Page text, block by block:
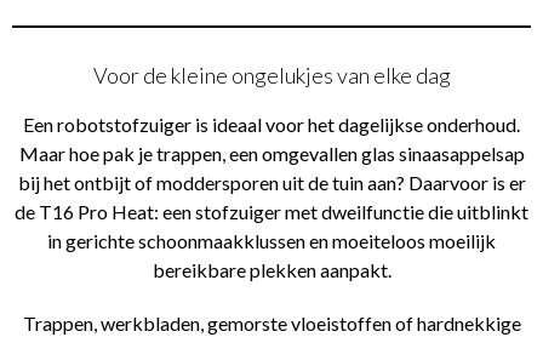
Voor de kleine ongelukjes van elke dag
Een robotstofzuiger is ideaal voor het dagelijkse onderhoud.
Maar hoe pak je trappen, een omgevallen glas sinaasappelsap
bij het ontbijt of moddersporen uit de tuin aan? Daarvoor is er
de T16 Pro Heat: een stofzuiger met dweilfunctie die uitblinkt
in gerichte schoonmaakklussen en moeiteloos moeilijk
bereikbare plekken aanpakt.
Trappen, werkbladen, gemorste vloeistoffen of hardnekkige